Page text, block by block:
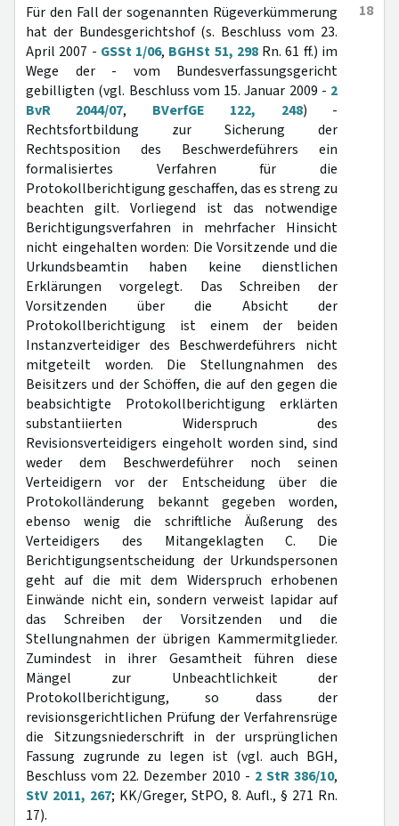
18
Für den Fall der sogenannten Rügeverkümmerung
hat der Bundesgerichtshof (s. Beschluss vom 23.
April 2007 - GSSt 1/06, BGHSt 51, 298Rn. 61 ff.) im
Wege der - vom Bundesverfassungsgericht
gebilligten (vgl. Beschluss vom 15. Januar 2009 - 2
BvR 2044/07, BVerfGE 122, 248) -
Rechtsfortbildung zur Sicherung der
Rechtsposition des Beschwerdeführers ein
formalisiertes Verfahren für die
Protokollberichtigung geschaffen, das es streng zu
beachten gilt. Vorliegend ist das notwendige
Berichtigungsverfahren in mehrfacher Hinsicht
nicht eingehalten worden: Die Vorsitzende und die
Urkundsbeamtin haben keine dienstlichen
Erklärungen vorgelegt. Das Schreiben der
Vorsitzenden über die Absicht der
Protokollberichtigung ist einem der beiden
Instanzverteidiger des Beschwerdeführers nicht
mitgeteilt worden. Die Stellungnahmen des
Beisitzers und der Schöffen, die auf den gegen die
beabsichtigte Protokollberichtigung erklärten
substantiierten Widerspruch des
Revisionsverteidigers eingeholt worden sind, sind
weder dem Beschwerdeführer noch seinen
Verteidigern vor der Entscheidung über die
Protokolländerung bekannt gegeben worden,
ebenso wenig die schriftliche Äußerung des
Verteidigers des Mitangeklagten C. Die
Berichtigungsentscheidung der Urkundspersonen
geht auf die mit dem Widerspruch erhobenen
Einwände nicht ein, sondern verweist lapidar auf
das Schreiben der Vorsitzenden und die
Stellungnahmen der übrigen Kammermitglieder.
Zumindest in ihrer Gesamtheit führen diese
Mängel zur Unbeachtlichkeit der
Protokollberichtigung, so dass der
revisionsgerichtlichen Prüfung der Verfahrensrüge
die Sitzungsniederschrift in der ursprünglichen
Fassung zugrunde zu legen ist (vgl. auch BGH,
Beschluss vom 22. Dezember 2010 - 2 StR 386/10,
StV 2011, 267; KK/Greger, StPO, 8. Aufl., § 271 Rn.
17).